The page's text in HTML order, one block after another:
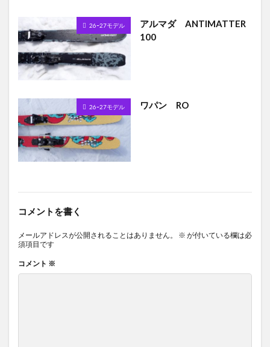
26ｰ27モデル
アルマダ ANTIMATTER
100
26ｰ27モデル ワパン RO
コメントを書く
メールアドレスが公開されることはありません。 ※ が付いている欄は必
須項目です
コメント ※